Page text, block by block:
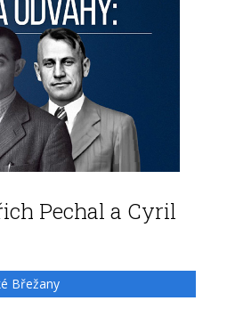
Pechal a Cyril
Břežany